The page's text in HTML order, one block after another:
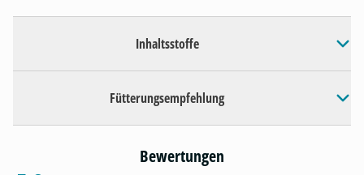
Inhaltsstoffe
Fütterungsempfehlung
Bewertungen